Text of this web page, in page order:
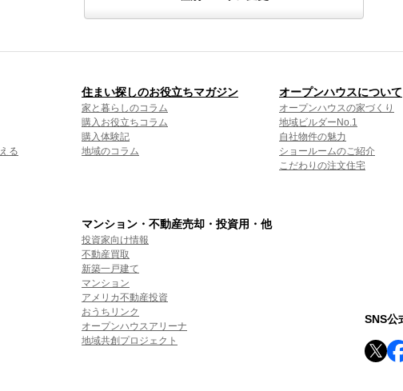
る
住まい探しのお役立ちマガジン
家と暮らしのコラム
購入お役立ちコラム
購入体験記
地域のコラム
オープンハウスについて
オープンハウスの家づくり
地域ビルダーNo.1
自社物件の魅力
ショールームのご紹介
こだわりの注文住宅
マンション・不動産売却・投資用・他
投資家向け情報
不動産買取
新築一戸建て
マンション
アメリカ不動産投資
おうちリンク
オープンハウスアリーナ
地域共創プロジェクト
SNS公